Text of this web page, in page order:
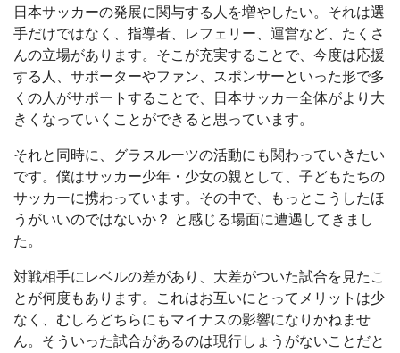
日本サッカーの発展に関与する人を増やしたい。それは選
手だけではなく、指導者、レフェリー、運営など、たくさ
んの立場があります。そこが充実することで、今度は応援
する人、サポーターやファン、スポンサーといった形で多
くの人がサポートすることで、日本サッカー全体がより大
きくなっていくことができると思っています。
それと同時に、グラスルーツの活動にも関わっていきたい
です。僕はサッカー少年・少女の親として、子どもたちの
サッカーに携わっています。その中で、もっとこうしたほ
うがいいのではないか？ と感じる場面に遭遇してきまし
た。
対戦相手にレベルの差があり、大差がついた試合を見たこ
とが何度もあります。これはお互いにとってメリットは少
なく、むしろどちらにもマイナスの影響になりかねませ
ん。そういった試合があるのは現行しょうがないことだと